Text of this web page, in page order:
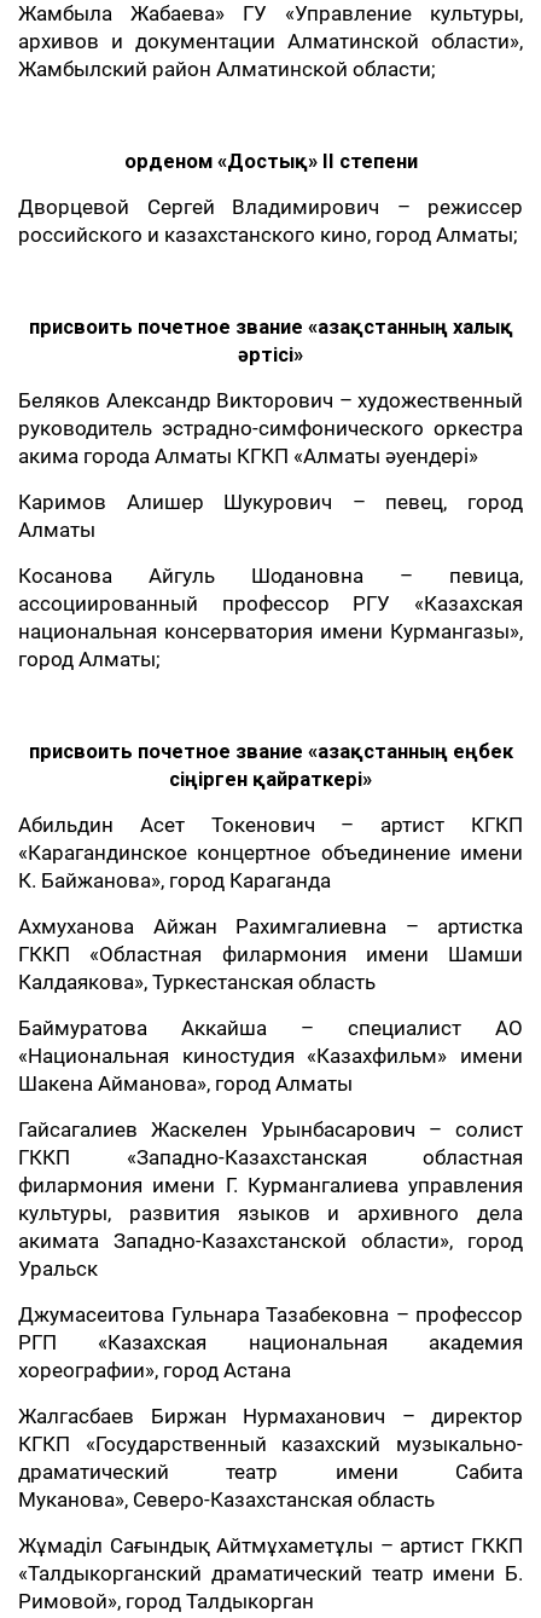
Жамбыла Жабаева» ГУ «Управление культуры,
архивов и документации Алматинской области»,
Жамбылский район Алматинской области;
орденом «Достық» ІІ степени
Дворцевой Сергей Владимирович – режиссер
российского и казахстанского кино, город Алматы;
присвоить почетное звание «Қазақстанның халық
әртісі»
Беляков Александр Викторович – художественный
руководитель эстрадно-симфонического оркестра
акима города Алматы КГКП «Алматы әуендері»
Каримов Алишер Шукурович – певец, город
Алматы
Косанова Айгуль Шодановна – певица,
ассоциированный профессор РГУ «Казахская
национальная консерватория имени Курмангазы»,
город Алматы;
присвоить почетное звание «Қазақстанның еңбек
сіңірген қайраткері»
Абильдин Асет Токенович – артист КГКП
«Карагандинское концертное объединение имени
К. Байжанова», город Караганда
Ахмуханова Айжан Рахимгалиевна – артистка
ГККП «Областная филармония имени Шамши
Калдаякова», Туркестанская область
Баймуратова Аккайша – специалист АО
«Национальная киностудия «Казахфильм» имени
Шакена Айманова», город Алматы
Гайсагалиев Жаскелен Урынбасарович – солист
ГККП «Западно-Казахстанская областная
филармония имени Г. Курмангалиева управления
культуры, развития языков и архивного дела
акимата Западно-Казахстанской области», город
Уральск
Джумасеитова Гульнара Тазабековна – профессор
РГП «Казахская национальная академия
хореографии», город Астана
Жалгасбаев Биржан Нурмаханович – директор
КГКП «Государственный казахский музыкально-
драматический театр имени Сабита
Муканова», Северо-Казахстанская область
Жұмаділ Сағындық Айтмұхаметұлы – артист ГККП
«Талдыкорганский драматический театр имени Б.
Римовой», город Талдыкорган